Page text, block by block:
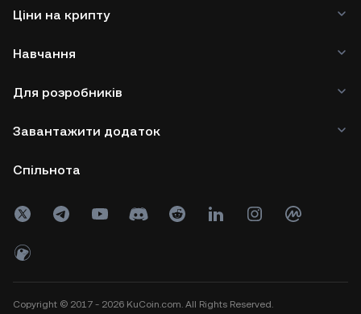
Ціни на крипту
Навчання
Для розробників
Завантажити додаток
Спільнота
Copyright © 2017 - 2026 KuCoin.com. All Rights Reserved.